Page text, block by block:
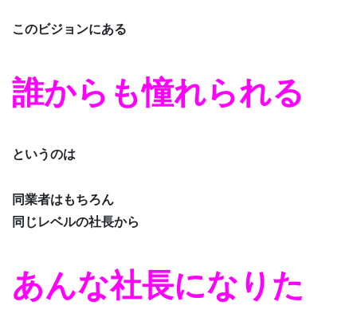
このビジョンにある
誰からも憧れられる
というのは
同業者はもちろん
同じレベルの社長から
あんな社長になりた